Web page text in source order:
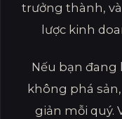
trưởng thành,
lược kinh
Nếu bạn đang
không phá
giản mỗi quý.